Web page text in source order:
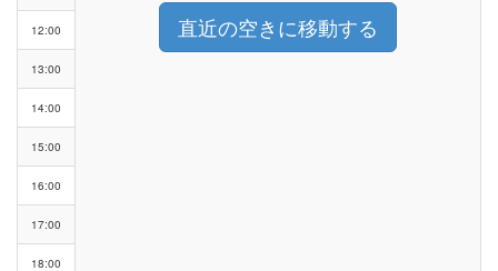
直近の空きに移動する
12:00
13:00
14:00
15:00
16:00
17:00
18:00